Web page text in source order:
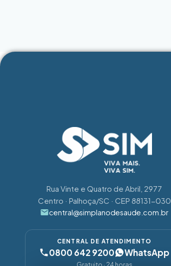
Rua Vinte e Quatro de Abril, 2977
Centro · Palhoça/SC · CEP 88131-030
central@simplanodesaude.com.br
CENTRAL DE ATENDIMENTO
0800 642 9200 WhatsApp